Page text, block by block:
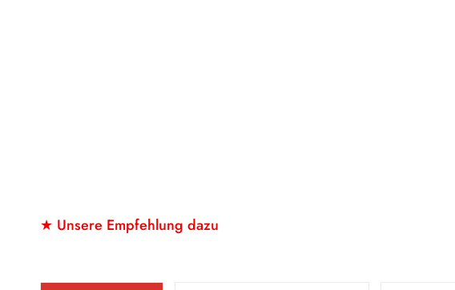
★ Unsere Empfehlung dazu